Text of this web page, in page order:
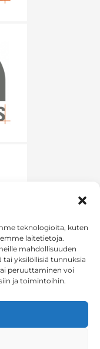
teknologioita, kuten
laitetietoja.
mahdollisuuden
yksilöllisiä tunnuksia
peruuttaminen voi
ja toimintoihin.